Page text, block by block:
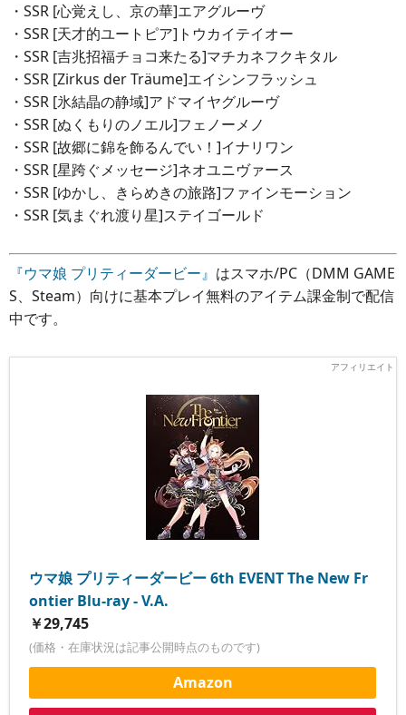
・SSR [心覚えし、京の華]エアグルーヴ
・SSR [天才的ユートピア]トウカイテイオー
・SSR [吉兆招福チョコ来たる]マチカネフクキタル
・SSR [Zirkus der Träume]エイシンフラッシュ
・SSR [氷結晶の静域]アドマイヤグルーヴ
・SSR [ぬくもりのノエル]フェノーメノ
・SSR [故郷に錦を飾るんでい！]イナリワン
・SSR [星跨ぐメッセージ]ネオユニヴァース
・SSR [ゆかし、きらめきの旅路]ファインモーション
・SSR [気まぐれ渡り星]ステイゴールド
『ウマ娘 プリティーダービー』 はスマホ/PC（DMM GAME
S、Steam）向けに基本プレイ無料のアイテム課金制で配信
中です。
ウマ娘 プリティーダービー 6th EVENT The New Fr
ontier Blu-ray - V.A.
￥29,745
(価格・在庫状況は記事公開時点のものです)
Amazon